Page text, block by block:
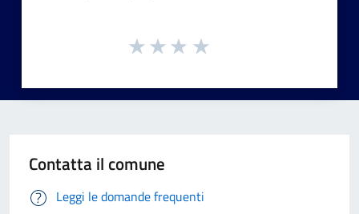
Contatta il comune
Leggi le domande frequenti